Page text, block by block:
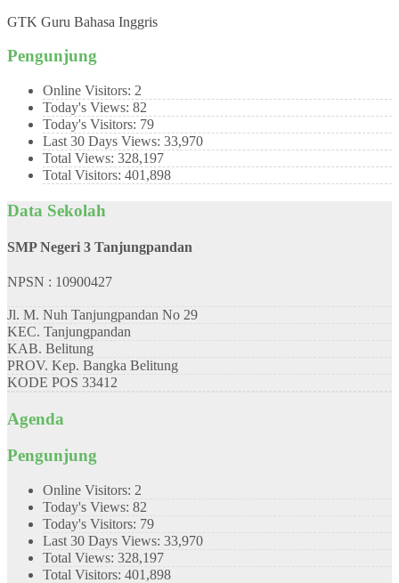
GTK Guru Bahasa Inggris
Pengunjung
Online Visitors: 2
Today's Views: 82
Today's Visitors: 79
Last 30 Days Views: 33,970
Total Views: 328,197
Total Visitors: 401,898
Data Sekolah
SMP Negeri 3 Tanjungpandan
NPSN : 10900427
Jl. M. Nuh Tanjungpandan No 29
KEC. Tanjungpandan
KAB. Belitung
PROV. Kep. Bangka Belitung
KODE POS 33412
Agenda
Pengunjung
Online Visitors: 2
Today's Views: 82
Today's Visitors: 79
Last 30 Days Views: 33,970
Total Views: 328,197
Total Visitors: 401,898